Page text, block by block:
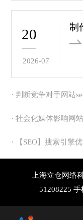
20
2026-07
制
· 判断竞争对手网站
· 社会化媒体影响网
· 【SEO】搜索引擎
上海立仓网络
51208225 手